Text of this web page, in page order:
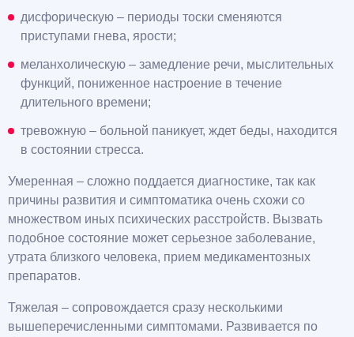
дисфорическую – периоды тоски сменяются
приступами гнева, ярости;
меланхолическую – замедление речи, мыслительных
функций, пониженное настроение в течение
длительного времени;
тревожную – больной паникует, ждет беды, находится
в состоянии стресса.
Умеренная – сложно поддается диагностике, так как
причины развития и симптоматика очень схожи со
множеством иных психических расстройств. Вызвать
подобное состояние может серьезное заболевание,
утрата близкого человека, прием медикаментозных
препаратов.
Тяжелая – сопровождается сразу несколькими
вышеперечисленными симптомами. Развивается по